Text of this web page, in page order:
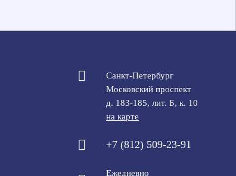
Санкт-Петербург
Московский проспект
д. 183-185, лит. Б, к. 10
на карте
+7 (812) 509-23-91
Ежедневно